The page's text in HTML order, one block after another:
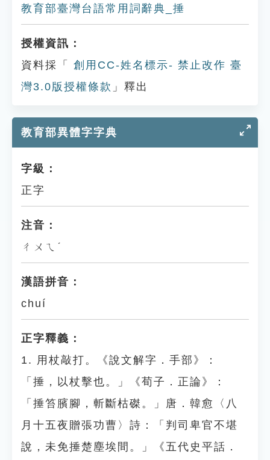
教育部臺灣台語常用詞辭典_捶
授權資訊：
資料採「
創用CC-姓名標示- 禁止改作 臺
灣3.0版授權條款 」釋出
教育部異體字字典
字級：
正字
注音：
ㄔㄨㄟˊ
漢語拼音：
chuí
正字釋義：
1. 用杖敲打。《說文解字．手部》：
「捶，以杖擊也。」《荀子．正論》：
「捶笞臏腳，斬斷枯磔。」唐．韓愈〈八
月十五夜贈張功曹〉詩：「判司卑官不堪
說，未免捶楚塵埃間。」《五代史平話．